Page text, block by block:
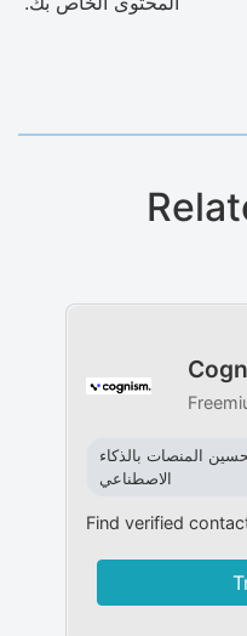
المنصات بالذكاء
الاصطناعي
Find verified